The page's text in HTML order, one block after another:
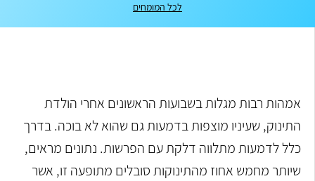
לכל המומחים
אמהות רבות מגלות בשבועות הראשונים אחרי הולדת
התינוק, שעיניו מוצפות בדמעות גם שהוא לא בוכה. בדרך
כלל לדמעות מתלווה דלקת עם הפרשות. נתונים מראים,
שיותר מחמש אחוז מהתינוקות סובלים מתופעה זו, אשר